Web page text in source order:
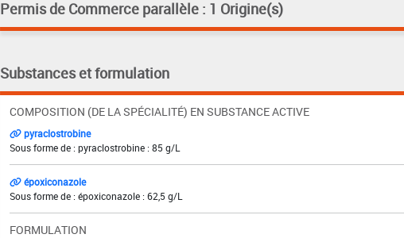
Permis de Commerce parallèle : 1 Origine(s)
Substances et formulation
COMPOSITION (DE LA SPÉCIALITÉ) EN SUBSTANCE ACTIVE
pyraclostrobine
Sous forme de : pyraclostrobine : 85 g/L
époxiconazole
Sous forme de : époxiconazole : 62,5 g/L
FORMULATION